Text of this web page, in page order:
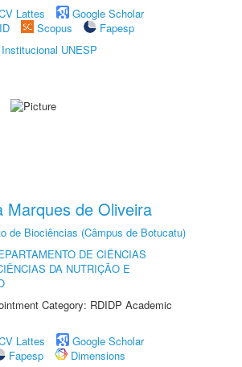
Lattes
Google Scholar
Scopus
Fapesp
UNESP
Marques de Oliveira
de Biociências (Câmpus de Botucatu)
DE CIÊNCIAS
DA NUTRIÇÃO E
Category: RDIDP Academic
Lattes
Google Scholar
Fapesp Dimensions